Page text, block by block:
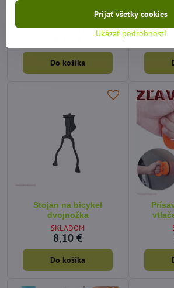
SKLADOM
Do košíka
Stojan na bicykel
dvojnožka
SKLADOM
8,10 €
Do košíka
Ukázať podrobnosti
Prijať všetky cookies